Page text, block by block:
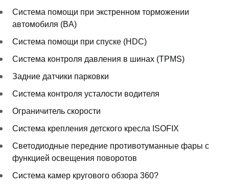
Система помощи при экстренном торможении
автомобиля (BA)
Система помощи при спуске (HDC)
Система контроля давления в шинах (TPMS)
Задние датчики парковки
Система контроля усталости водителя
Ограничитель скорости
Система крепления детского кресла ISOFIX
Светодиодные передние противотуманные фары с
функцией освещения поворотов
Система камер кругового обзора 360?